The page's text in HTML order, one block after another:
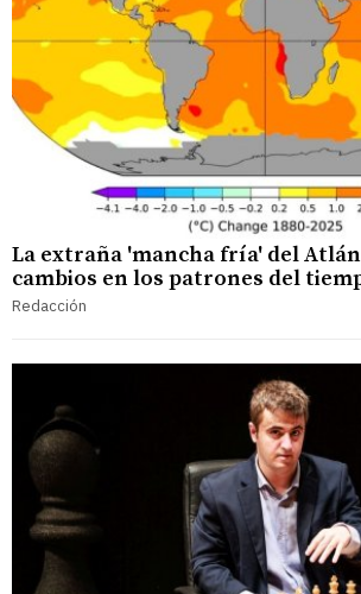
La extraña 'mancha fría' del
cambios en los patrones del
Redacción